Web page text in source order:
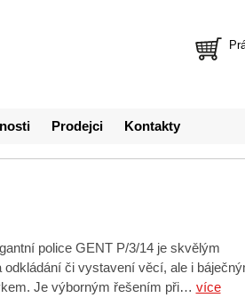
Prodejci Kontakty
police GENT P/3/14 je skvělým
odkládání či vystavení věcí, ale i
Je výborným řešením při… více